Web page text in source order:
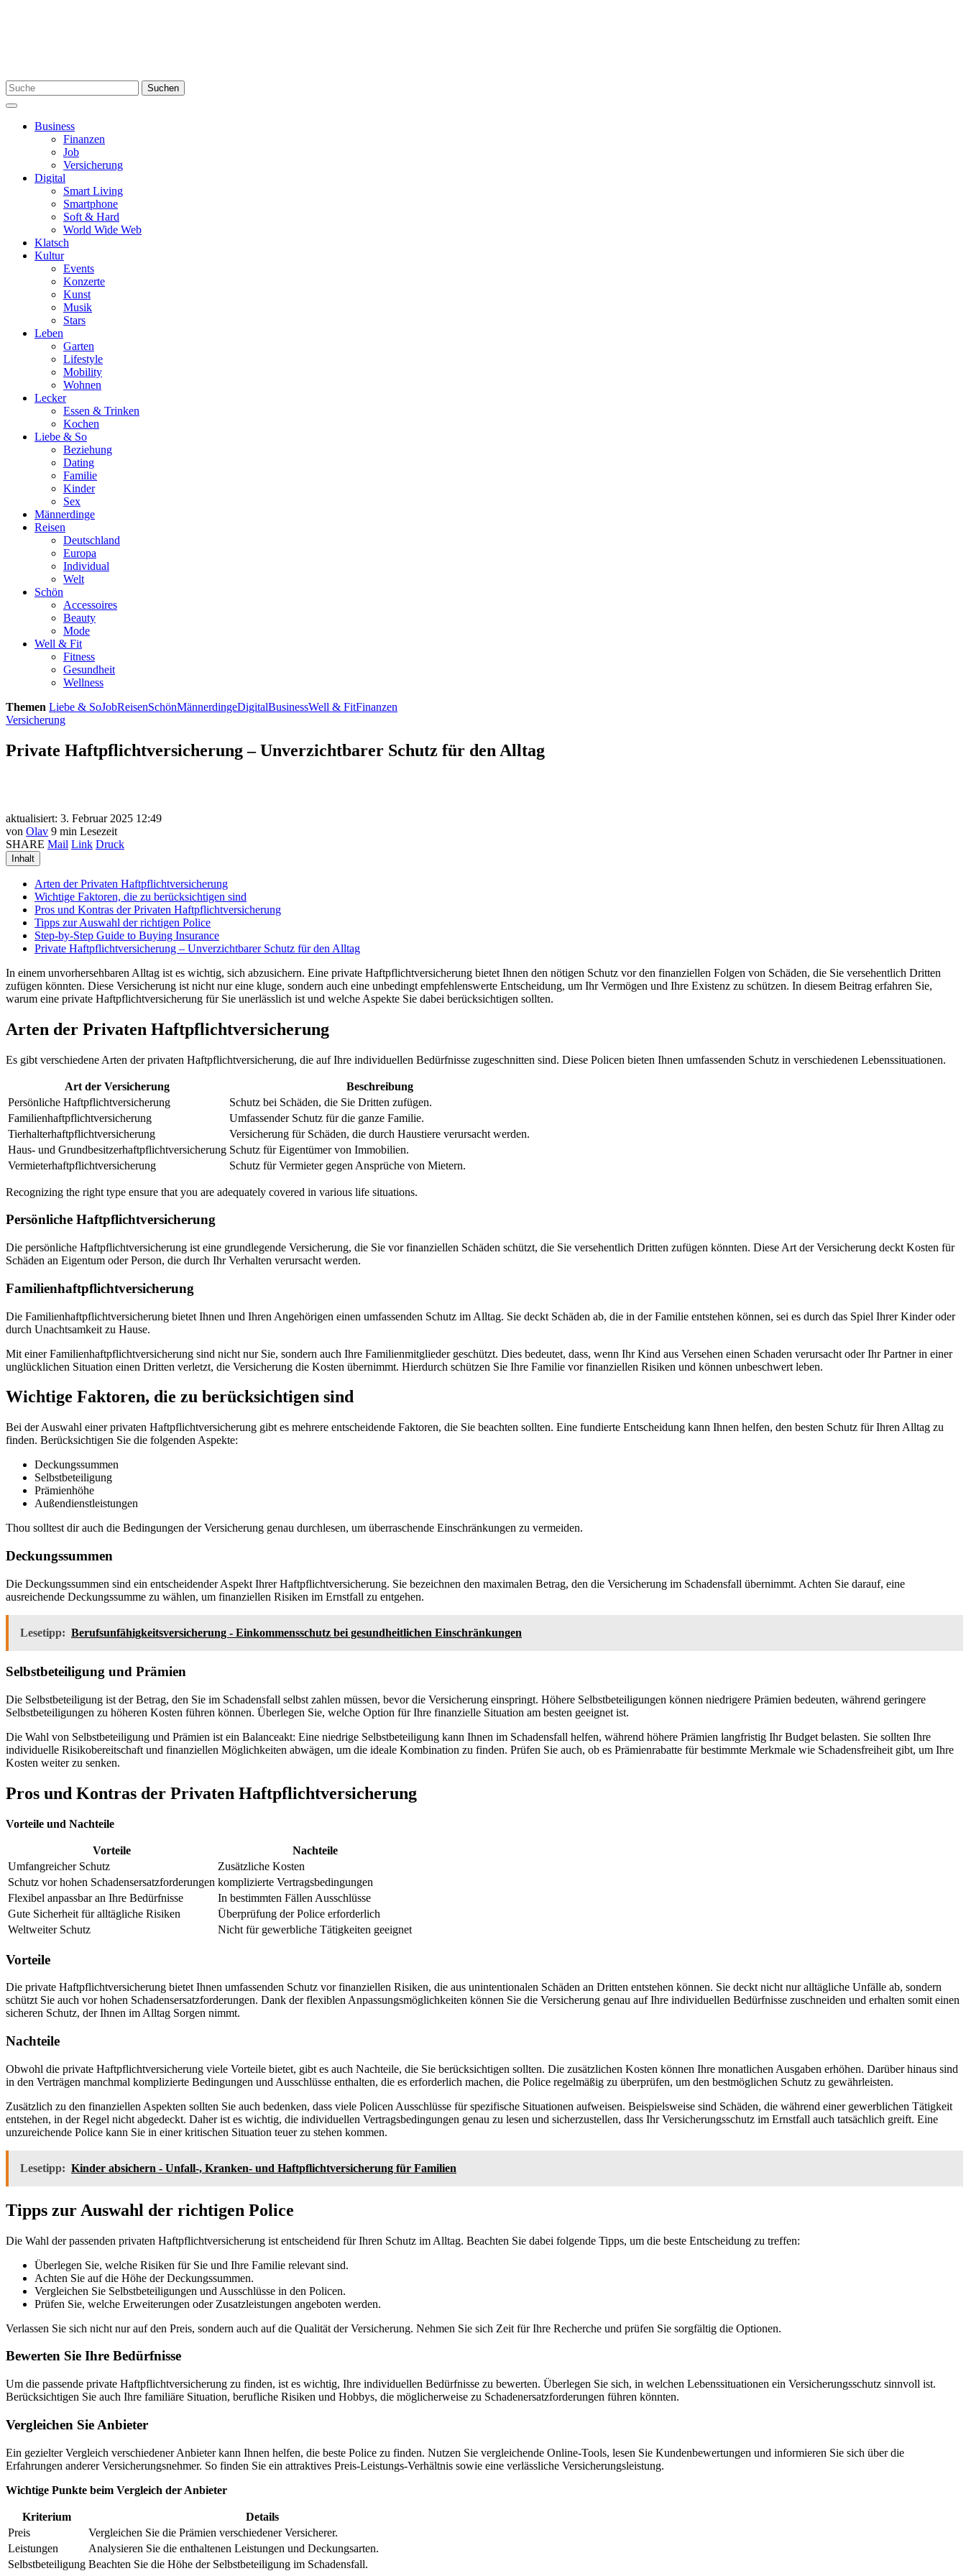
Search
for:
Suchen
Menu
Business
Finanzen
Job
Versicherung
Digital
Smart Living
Smartphone
Soft & Hard
World Wide Web
Klatsch
Kultur
Events
Konzerte
Kunst
Musik
Stars
Leben
Garten
Lifestyle
Mobility
Wohnen
Lecker
Essen & Trinken
Kochen
Liebe & So
Beziehung
Dating
Familie
Kinder
Sex
Männerdinge
Reisen
Deutschland
Europa
Individual
Welt
Schön
Accessoires
Beauty
Mode
Well & Fit
Fitness
Gesundheit
Wellness
Themen Liebe & SoJobReisenSchönMännerdingeDigitalBusinessWell & FitFinanzen
Versicherung
Private Haftpflichtversicherung – Unverzichtbarer Schutz für den Alltag
aktualisiert: 3. Februar 2025 12:49
von Olav 9 min Lesezeit
SHARE Mail Link Druck
Inhalt
Arten der Privaten Haftpflichtversicherung
Wichtige Faktoren, die zu berücksichtigen sind
Pros und Kontras der Privaten Haftpflichtversicherung
Tipps zur Auswahl der richtigen Police
Step-by-Step Guide to Buying Insurance
Private Haftpflichtversicherung – Unverzichtbarer Schutz für den Alltag
In einem unvorhersehbaren Alltag ist es wichtig, sich abzusichern. Eine private Haftpflichtversicherung bietet Ihnen den nötigen Schutz vor den finanziellen Folgen von Schäden, die Sie versehentlich Dritten
zufügen könnten. Diese Versicherung ist nicht nur eine kluge, sondern auch eine unbedingt empfehlenswerte Entscheidung, um Ihr Vermögen und Ihre Existenz zu schützen. In diesem Beitrag erfahren Sie,
warum eine private Haftpflichtversicherung für Sie unerlässlich ist und welche Aspekte Sie dabei berücksichtigen sollten.
Arten der Privaten Haftpflichtversicherung
Es gibt verschiedene Arten der privaten Haftpflichtversicherung, die auf Ihre individuellen Bedürfnisse zugeschnitten sind. Diese Policen bieten Ihnen umfassenden Schutz in verschiedenen Lebenssituationen.
Art der Versicherung
Beschreibung
Persönliche Haftpflichtversicherung
Schutz bei Schäden, die Sie Dritten zufügen.
Familienhaftpflichtversicherung
Umfassender Schutz für die ganze Familie.
Tierhalterhaftpflichtversicherung
Versicherung für Schäden, die durch Haustiere verursacht werden.
Haus- und Grundbesitzerhaftpflichtversicherung Schutz für Eigentümer von Immobilien.
Vermieterhaftpflichtversicherung
Schutz für Vermieter gegen Ansprüche von Mietern.
Recognizing the right type ensure that you are adequately covered in various life situations.
Persönliche Haftpflichtversicherung
Die persönliche Haftpflichtversicherung ist eine grundlegende Versicherung, die Sie vor finanziellen Schäden schützt, die Sie versehentlich Dritten zufügen könnten. Diese Art der Versicherung deckt Kosten für
Schäden an Eigentum oder Person, die durch Ihr Verhalten verursacht werden.
Familienhaftpflichtversicherung
Die Familienhaftpflichtversicherung bietet Ihnen und Ihren Angehörigen einen umfassenden Schutz im Alltag. Sie deckt Schäden ab, die in der Familie entstehen können, sei es durch das Spiel Ihrer Kinder oder
durch Unachtsamkeit zu Hause.
Mit einer Familienhaftpflichtversicherung sind nicht nur Sie, sondern auch Ihre Familienmitglieder geschützt. Dies bedeutet, dass, wenn Ihr Kind aus Versehen einen Schaden verursacht oder Ihr Partner in einer
unglücklichen Situation einen Dritten verletzt, die Versicherung die Kosten übernimmt. Hierdurch schützen Sie Ihre Familie vor finanziellen Risiken und können unbeschwert leben.
Wichtige Faktoren, die zu berücksichtigen sind
Bei der Auswahl einer privaten Haftpflichtversicherung gibt es mehrere entscheidende Faktoren, die Sie beachten sollten. Eine fundierte Entscheidung kann Ihnen helfen, den besten Schutz für Ihren Alltag zu
finden. Berücksichtigen Sie die folgenden Aspekte:
Deckungssummen
Selbstbeteiligung
Prämienhöhe
Außendienstleistungen
Thou solltest dir auch die Bedingungen der Versicherung genau durchlesen, um überraschende Einschränkungen zu vermeiden.
Deckungssummen
Die Deckungssummen sind ein entscheidender Aspekt Ihrer Haftpflichtversicherung. Sie bezeichnen den maximalen Betrag, den die Versicherung im Schadensfall übernimmt. Achten Sie darauf, eine
ausreichende Deckungssumme zu wählen, um finanziellen Risiken im Ernstfall zu entgehen.
Lesetipp: Berufsunfähigkeitsversicherung - Einkommensschutz bei gesundheitlichen Einschränkungen
Selbstbeteiligung und Prämien
Die Selbstbeteiligung ist der Betrag, den Sie im Schadensfall selbst zahlen müssen, bevor die Versicherung einspringt. Höhere Selbstbeteiligungen können niedrigere Prämien bedeuten, während geringere
Selbstbeteiligungen zu höheren Kosten führen können. Überlegen Sie, welche Option für Ihre finanzielle Situation am besten geeignet ist.
Die Wahl von Selbstbeteiligung und Prämien ist ein Balanceakt: Eine niedrige Selbstbeteiligung kann Ihnen im Schadensfall helfen, während höhere Prämien langfristig Ihr Budget belasten. Sie sollten Ihre
individuelle Risikobereitschaft und finanziellen Möglichkeiten abwägen, um die ideale Kombination zu finden. Prüfen Sie auch, ob es Prämienrabatte für bestimmte Merkmale wie Schadensfreiheit gibt, um Ihre
Kosten weiter zu senken.
Pros und Kontras der Privaten Haftpflichtversicherung
Vorteile und Nachteile
Vorteile
Nachteile
Umfangreicher Schutz
Zusätzliche Kosten
Schutz vor hohen Schadensersatzforderungen komplizierte Vertragsbedingungen
Flexibel anpassbar an Ihre Bedürfnisse
In bestimmten Fällen Ausschlüsse
Gute Sicherheit für alltägliche Risiken
Überprüfung der Police erforderlich
Weltweiter Schutz
Nicht für gewerbliche Tätigkeiten geeignet
Vorteile
Die private Haftpflichtversicherung bietet Ihnen umfassenden Schutz vor finanziellen Risiken, die aus unintentionalen Schäden an Dritten entstehen können. Sie deckt nicht nur alltägliche Unfälle ab, sondern
schützt Sie auch vor hohen Schadensersatzforderungen. Dank der flexiblen Anpassungsmöglichkeiten können Sie die Versicherung genau auf Ihre individuellen Bedürfnisse zuschneiden und erhalten somit einen
sicheren Schutz, der Ihnen im Alltag Sorgen nimmt.
Nachteile
Obwohl die private Haftpflichtversicherung viele Vorteile bietet, gibt es auch Nachteile, die Sie berücksichtigen sollten. Die zusätzlichen Kosten können Ihre monatlichen Ausgaben erhöhen. Darüber hinaus sind
in den Verträgen manchmal komplizierte Bedingungen und Ausschlüsse enthalten, die es erforderlich machen, die Police regelmäßig zu überprüfen, um den bestmöglichen Schutz zu gewährleisten.
Zusätzlich zu den finanziellen Aspekten sollten Sie auch bedenken, dass viele Policen Ausschlüsse für spezifische Situationen aufweisen. Beispielsweise sind Schäden, die während einer gewerblichen Tätigkeit
entstehen, in der Regel nicht abgedeckt. Daher ist es wichtig, die individuellen Vertragsbedingungen genau zu lesen und sicherzustellen, dass Ihr Versicherungsschutz im Ernstfall auch tatsächlich greift. Eine
unzureichende Police kann Sie in einer kritischen Situation teuer zu stehen kommen.
Lesetipp: Kinder absichern - Unfall-, Kranken- und Haftpflichtversicherung für Familien
Tipps zur Auswahl der richtigen Police
Die Wahl der passenden privaten Haftpflichtversicherung ist entscheidend für Ihren Schutz im Alltag. Beachten Sie dabei folgende Tipps, um die beste Entscheidung zu treffen:
Überlegen Sie, welche Risiken für Sie und Ihre Familie relevant sind.
Achten Sie auf die Höhe der Deckungssummen.
Vergleichen Sie Selbstbeteiligungen und Ausschlüsse in den Policen.
Prüfen Sie, welche Erweiterungen oder Zusatzleistungen angeboten werden.
Verlassen Sie sich nicht nur auf den Preis, sondern auch auf die Qualität der Versicherung. Nehmen Sie sich Zeit für Ihre Recherche und prüfen Sie sorgfältig die Optionen.
Bewerten Sie Ihre Bedürfnisse
Um die passende private Haftpflichtversicherung zu finden, ist es wichtig, Ihre individuellen Bedürfnisse zu bewerten. Überlegen Sie sich, in welchen Lebenssituationen ein Versicherungsschutz sinnvoll ist.
Berücksichtigen Sie auch Ihre familiäre Situation, berufliche Risiken und Hobbys, die möglicherweise zu Schadenersatzforderungen führen könnten.
Vergleichen Sie Anbieter
Ein gezielter Vergleich verschiedener Anbieter kann Ihnen helfen, die beste Police zu finden. Nutzen Sie vergleichende Online-Tools, lesen Sie Kundenbewertungen und informieren Sie sich über die
Erfahrungen anderer Versicherungsnehmer. So finden Sie ein attraktives Preis-Leistungs-Verhältnis sowie eine verlässliche Versicherungsleistung.
Wichtige Punkte beim Vergleich der Anbieter
Kriterium
Details
Preis
Vergleichen Sie die Prämien verschiedener Versicherer.
Leistungen
Analysieren Sie die enthaltenen Leistungen und Deckungsarten.
Selbstbeteiligung Beachten Sie die Höhe der Selbstbeteiligung im Schadensfall.